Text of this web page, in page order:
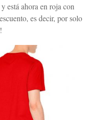
está ahora en roja con
es decir, por solo